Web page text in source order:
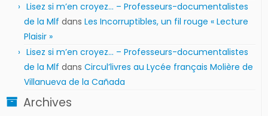
Lisez si m’en croyez… – Professeurs-documentalistes
de la Mlf dans Les Incorruptibles, un fil rouge « Lecture
Plaisir »
Lisez si m’en croyez… – Professeurs-documentalistes
de la Mlf dans Circul’livres au Lycée français Molière de
Villanueva de la Cañada
Archives